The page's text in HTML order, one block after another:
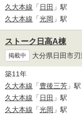
久大本線 「 日田 」駅
久大本線 「光岡 」駅
ストーク日高A棟
掲載中 大分県日田市
築11年
久大本線 「豊後三芳 」駅
久大本線 「 日田 」駅
久大本線 「光岡 」駅